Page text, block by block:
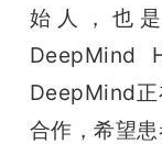
心
始人，也
DeepMind
DeepMind正
合作，希望患